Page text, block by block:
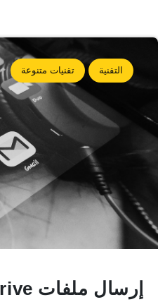
التقنية تقنيات متنوعة